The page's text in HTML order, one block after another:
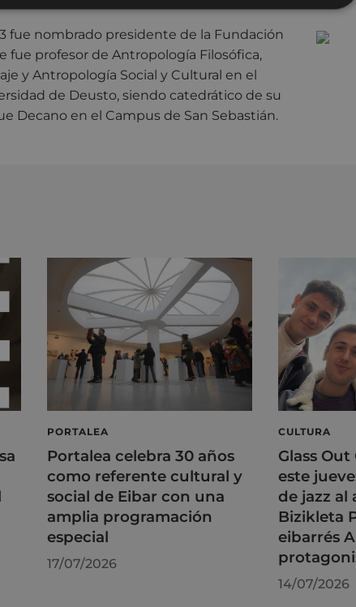
fue nombrado presidente de la Fundación
fue profesor de Antropología Filosófica,
y Antropología Social y Cultural en el
de Deusto, siendo catedrático de su
Decano en el Campus de San Sebastián.
PORTALEA
Portalea celebra 30 años
como referente cultural y
social de Eibar con una
amplia programación
especial
17/07/2026
CULTURA
Glass
este
de jazz al
Bizikleta
eibarrés
14/07/2026